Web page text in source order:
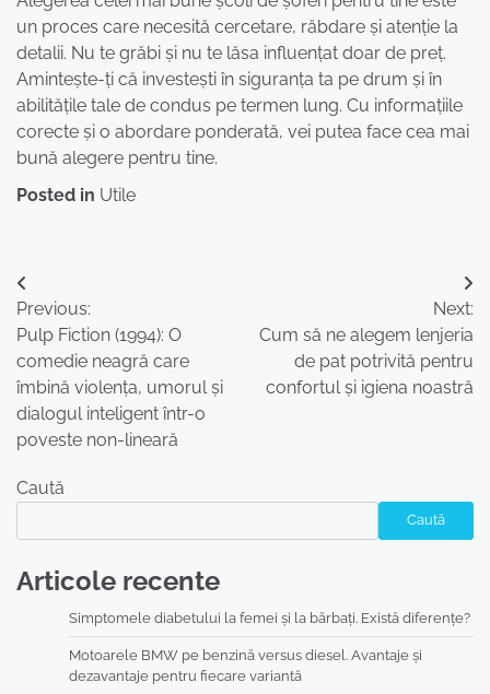
un proces care necesită cercetare, răbdare și atenție la
detalii. Nu te grăbi și nu te lăsa influențat doar de preț.
Amintește-ți că investești în siguranța ta pe drum și în
abilitățile tale de condus pe termen lung. Cu informațiile
corecte și o abordare ponderată, vei putea face cea mai
bună alegere pentru tine.
Posted in Utile
Navigare
în
articole
Previous:
Pulp Fiction (1994): O
comedie neagră care
îmbină violența, umorul și
dialogul inteligent într-o
poveste non-lineară
Next:
Cum să ne alegem lenjeria
de pat potrivită pentru
confortul și igiena noastră
Caută
Caută
Articole recente
Simptomele diabetului la femei și la bărbați. Există diferențe?
Motoarele BMW pe benzină versus diesel. Avantaje și
dezavantaje pentru fiecare variantă